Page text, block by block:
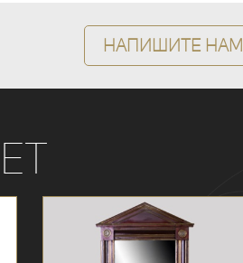
Напишите нам